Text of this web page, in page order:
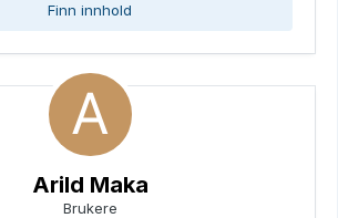
Finn innhold
Arild Maka
Brukere